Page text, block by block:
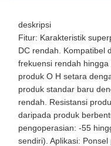
deskripsi
Fitur: Karakteristik
DC rendah. Kompatibel
frekuensi rendah
produk O H setara
produk standar baru
rendah. Resistansi
daripada produk
pengoperasian: -55
sendiri). Aplikasi: